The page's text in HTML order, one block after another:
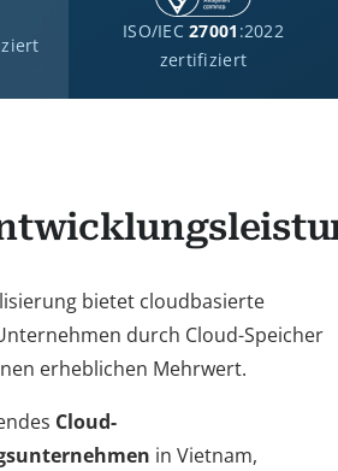
ISO/IEC27001 :2022
zertifiziert
bietet cloudbasierte
durch Cloud-Speicher
erheblichen Mehrwert.
Cloud-
in Vietnam,